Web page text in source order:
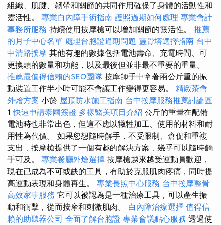
組織、肌腱、韌帶和關節的共同作用確保了身體的活動性和
靈活性。 專業白內障手術指南 護照過期如何處理 專業會計
事務所服務 持續使用按摩槍可以增加關節的靈活性。 推薦
的月子中心名單 處理台胞證過期問題 靈骨塔選擇指南 台中
中清路按摩 其他有趣的數據包括電池壽命、充電時間、可
更換頭的數量和功能，以及最後但並非最不重要的重量。
推薦最值得信賴的SEO團隊 按摩師手中拿著兩公斤重的振
動裝置工作半小時可能不會讓工作變得更容易。 精緻茶會
外燴方案 小於 屋頂防水施工指南 台中按摩服務推薦討論區
1快速申請泰國簽證 多樣醫美項目介紹 公斤的重量在配備
電池時也非常出色，但這不應以犧牲加工、使用的材料和耐
用性為代價。 如果您想隨時解手，不受限制、倉促和重複
支出，按摩槍提供了一個有趣的解決方案，幾乎可以隨時觸
手可及。 專業餐廳外燴選擇 按摩槍越來越受運動員歡迎，
現在已成為不可或缺的工具，有助於克服肌肉疼痛，同時提
高運動表現和身體再生。 專業長照中心服務 台中按摩整骨
高效家事服務 它可以被認為是一種治療工具，可以產生振
動和衝擊，從而按摩和刺激肌肉。 白內障治療選擇 值得信
賴的助聽器公司 全面了解台胞證 專業會議點心服務 透過使